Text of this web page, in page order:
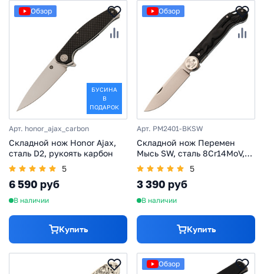
Обзор
БУСИНА
В
ПОДАРОК
Арт. honor_ajax_carbon
Складной нож Honor Ajax,
сталь D2, рукоять карбон
5
6 590 руб
В наличии
Купить
Обзор
Арт. PM2401-BKSW
Складной нож Перемен
Мысь SW, сталь 8Cr14MoV,
рукоять FRN, черный
5
3 390 руб
В наличии
Купить
Обзор